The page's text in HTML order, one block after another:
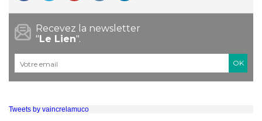
Recevez la newsletter
"Le Lien".
Courriel*
Tweets by vaincrelamuco